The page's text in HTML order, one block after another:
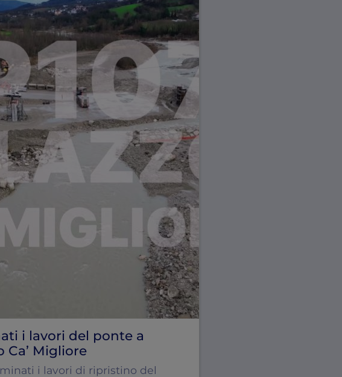
i lavori del ponte a
Ca’ Migliore
i lavori di ripristino del